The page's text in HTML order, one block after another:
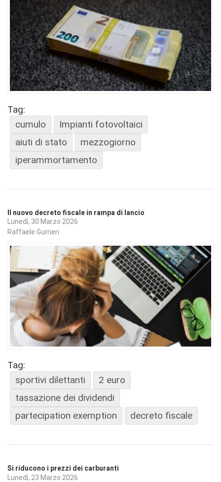
Tag:
cumulo
Impianti fotovoltaici
aiuti di stato
mezzogiorno
iperammortamento
Il nuovo decreto fiscale in rampa di lancio
Lunedì, 30 Marzo 2026
Raffaele Gurrieri
Tag:
sportivi dilettanti
2 euro
tassazione dei dividendi
partecipation exemption
decreto fiscale
Si riducono i prezzi dei carburanti
Lunedì, 23 Marzo 2026